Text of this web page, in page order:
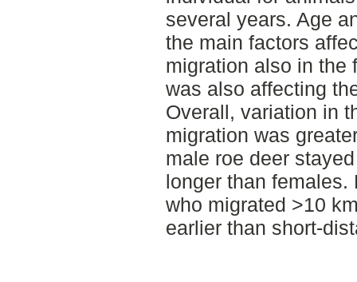
several years. Age
the main factors
migration also in the
was also affecting
Overall, variation in
migration was
male roe deer
longer than
who migrated >10
earlier than short-